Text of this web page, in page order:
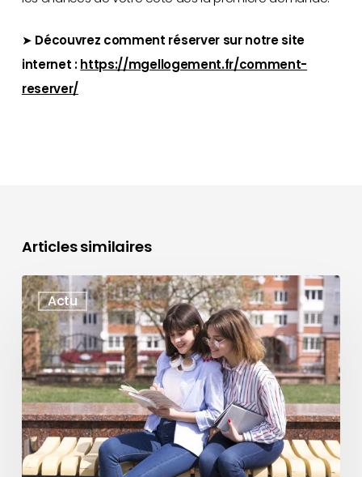
➤ Découvrez comment réserver sur notre site
internet :https://mgellogement.fr/comment-
reserver/
Articles similaires
Actu
Résidence
étudiante
:
les
avantages
au
quotidien